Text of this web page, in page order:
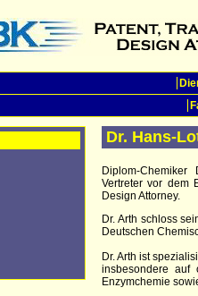
Dr. Hans-
Diplom-
Vertreter vor dem
Design Attorney.
Dr. Arth schloss
Deutschen
Dr. Arth ist
insbesondere auf
Enzymchemie